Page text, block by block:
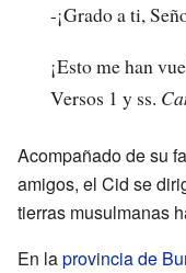
-¡Grado a ti,
¡Esto me han
Versos 1 y ss.
Acompañado de su
amigos, el Cid se
tierras musulmanas
En laprovincia de